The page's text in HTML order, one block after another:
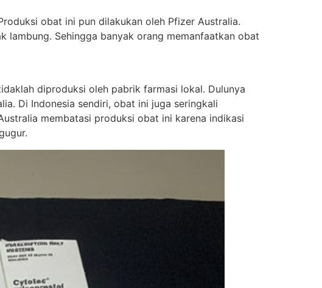
obat ini pun dilakukan oleh Pfizer Australia.
Sehingga banyak orang memanfaatkan obat
diproduksi oleh pabrik farmasi lokal. Dulunya
Di Indonesia sendiri, obat ini juga seringkali
membatasi produksi obat ini karena indikasi